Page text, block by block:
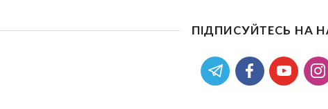
ПІДПИСУЙТЕСЬ НА